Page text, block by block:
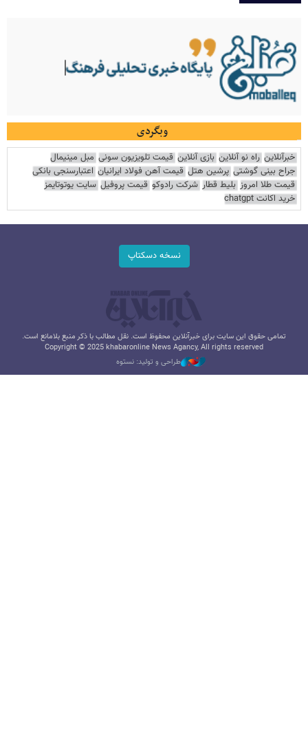
وبگردی
خبرآنلاین راه نو آنلاین بازی آنلاین قیمت تلویزیون سونی مبل مینیمال
جراح بینی گوشتی پرشین هتل قیمت آهن فولاد ایرانیان اعتبارسنجی بانکی
قیمت طلا امروز بلیط قطار شرکت رادوکو قیمت پروفیل سایت یوتوتایمز
خرید اکانت chatgpt
نسخه دسکتاپ
تمامی حقوق این سایت برای خبرآنلاین محفوظ است. نقل مطالب با ذکر منبع بلامانع است.
Copyright © 2025 khabaronline News Agancy, All rights reserved
طراحی و تولید: نستوه